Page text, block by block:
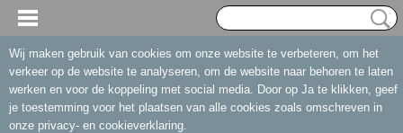
Wij maken gebruik van cookies om onze website te verbeteren, om het
verkeer op de website te analyseren, om de website naar behoren te laten
werken en voor de koppeling met social media. Door op Ja te klikken, geef
je toestemming voor het plaatsen van alle cookies zoals omschreven in
onze privacy- en cookieverklaring.